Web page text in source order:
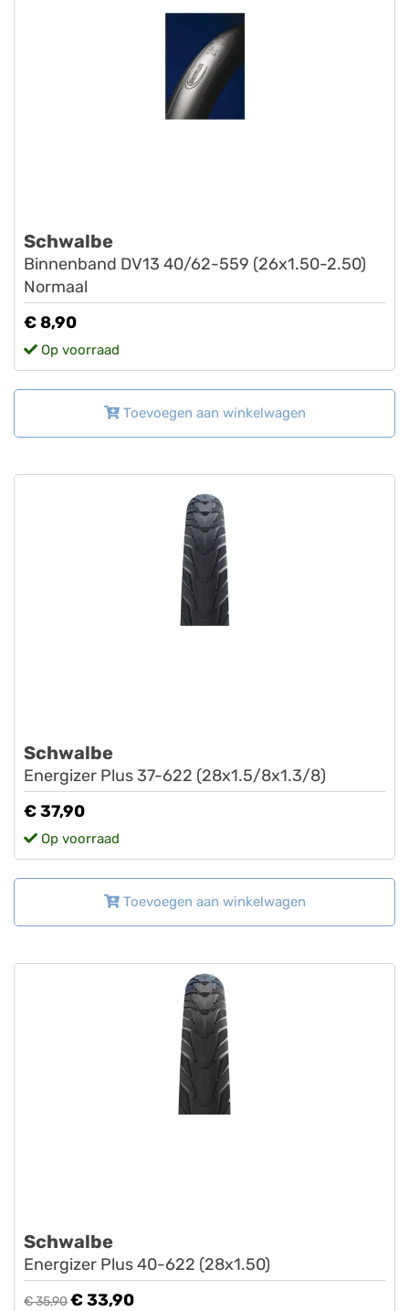
Schwalbe
Binnenband DV13 40/62-559 (26x1.50-2.50)
Normaal
€ 8,90
Op voorraad
Toevoegen aan winkelwagen
Schwalbe
Energizer Plus 37-622 (28x1.5/8x1.3/8)
€ 37,90
Op voorraad
Toevoegen aan winkelwagen
Schwalbe
Energizer Plus 40-622 (28x1.50)
€ 35,90€ 33,90